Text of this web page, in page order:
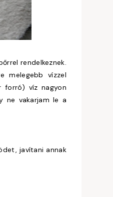
rendelkeznek.
melegebb vízzel
forró) víz nagyon
ne vakarjam le a
javítani annak